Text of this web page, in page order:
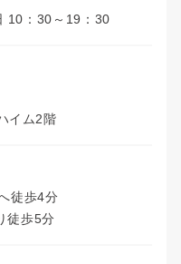
10：30～19：30
イム2階
徒歩4分
徒歩5分